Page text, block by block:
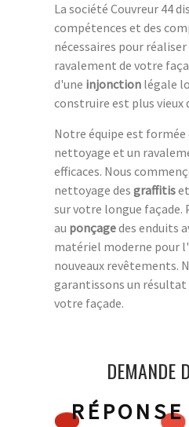
La société Couvreur 44
compétences et des
nécessaires pour
ravalement de votre
d'une injonction légale
construire est plus vieux
Notre équipe est
nettoyage et un
efficaces. Nous
nettoyage des graffitis
sur votre longue façade.
au ponçagedes enduits
matériel moderne pour
nouveaux revêtements.
garantissons un
votre façade.
DEMANDE